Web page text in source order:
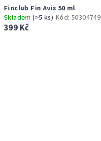
Finclub Fin Avis 50 ml
Skladem(>5 ks) Kód:50304749
399 Kč